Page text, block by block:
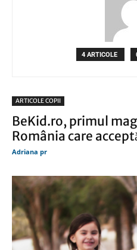
4 ARTICOLE
ARTICOLE COPII
BeKid.ro, primul
România care
Adriana pr